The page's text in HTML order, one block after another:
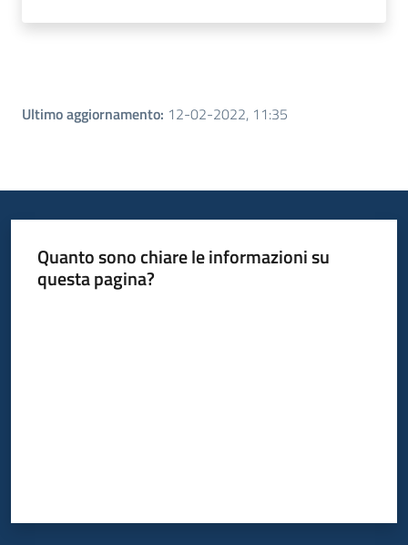
Ultimo aggiornamento: 12-02-2022, 11:35
Quanto sono chiare le informazioni su
questa pagina?